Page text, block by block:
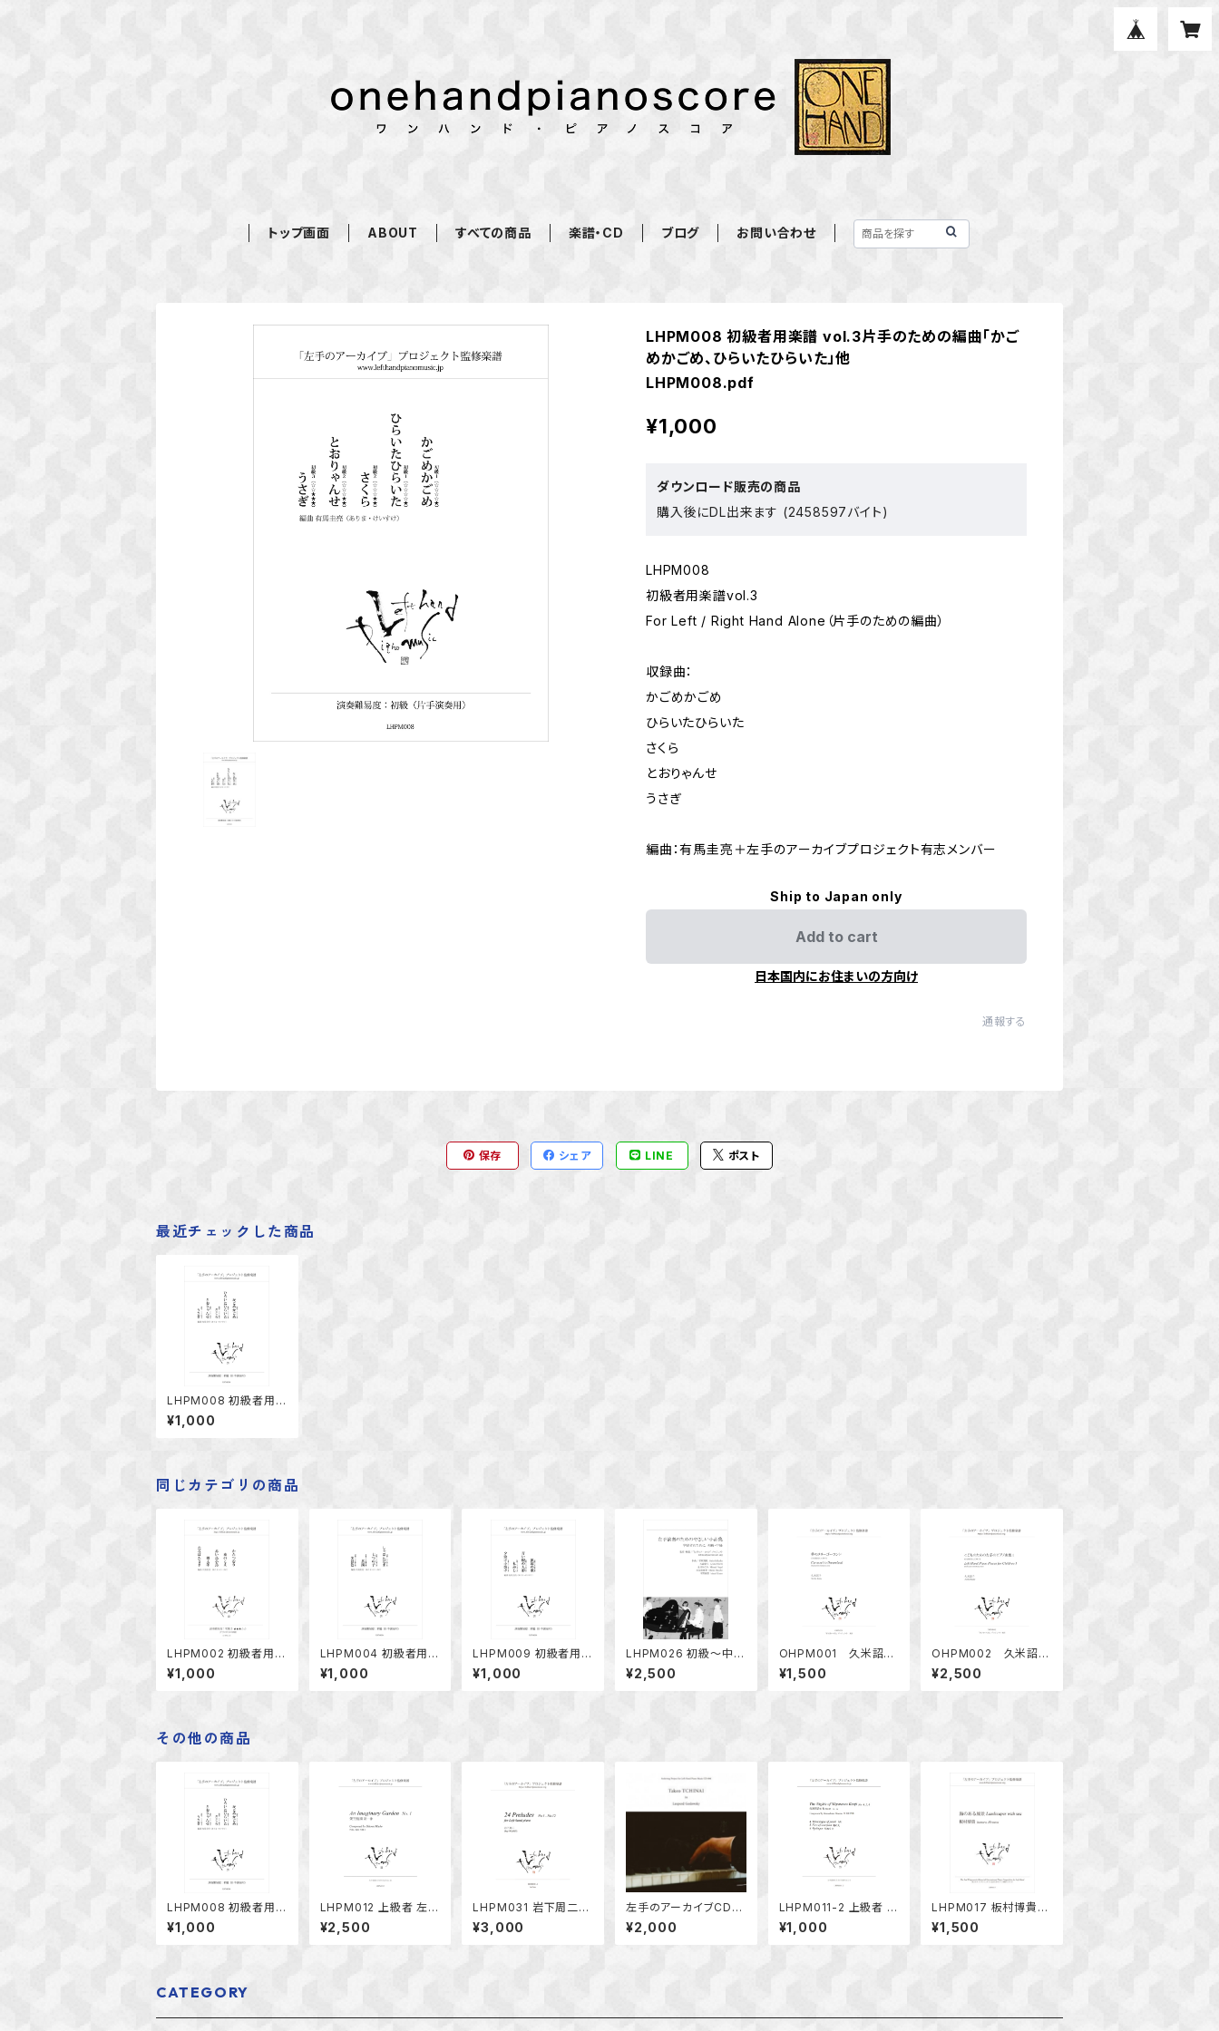
トップ画面 ABOUT すべての商品 楽譜・CD ブログ お問い合わせ
LHPM008 初級者用楽譜 vol.3片手のための編曲「かご
めかごめ、ひらいたひらいた」他
LHPM008.pdf
¥1,000
ダウンロード販売の商品
購入後にDL出来ます (2458597バイト)
LHPM008
初級者用楽譜vol.3
For Left / Right Hand Alone（片手のための編曲）
収録曲：
かごめかごめ
ひらいたひらいた
さくら
とおりゃんせ
うさぎ
編曲：有馬圭亮＋左手のアーカイブプロジェクト有志メンバー
Ship to Japan only
Add to cart
日本国内にお住まいの方向け
通報する
保存 シェア LINE ポスト
最近チェックした商品
LHPM008 初級者用楽
譜 vol.3片手のための
編曲「かごめかごめ、ひ
らいたひらいた」他
¥1,000
同じカテゴリの商品
LHPM002 初級者用楽
譜vol.1 片手のための
編曲「かたつむり、虫の
声」他
¥1,000
LHPM004 初級者用楽
譜vol.2 片手のための
編曲「しゃぼんだま、七
つの子」他
¥1,000
LHPM009 初級者用楽
譜vol.4 片手のための
編曲「浜辺の歌、青い眼
の人形」他
¥1,000
LHPM026 初級～中級
者用楽譜 『左手演奏の
ためのやさしい小品集』
¥2,500
OHPM001 久米詔子
「夢のメリーゴーランド」
（三手連弾）
¥1,500
OHPM002 久米詔子
「こどものための左手の
ピアノ曲集１」
¥2,500
その他の商品
LHPM008 初級者用楽
譜 vol.3片手のための
編曲「かごめかごめ、ひ
らいたひらいた」他
¥1,000
LHPM012 上級者 左手
演奏のための名曲vol.
4-1.2.3塩見允枝子「架
空庭園第一、二、三番」
¥2,500
LHPM031 岩下周二「2
4の前奏曲」
¥3,000
左手のアーカイブCD-
006「ワルツポエム第1
番～第6番、エレジー：
ゴドフスキー」
¥2,000
LHPM011-2 上級者 左
手演奏のための名曲vo
l.3-2 川上統「宮沢賢治
の夜」第二巻（第4番～
¥1,000
LHPM017 板村博貴
「海のある風景」
¥1,500
CATEGORY